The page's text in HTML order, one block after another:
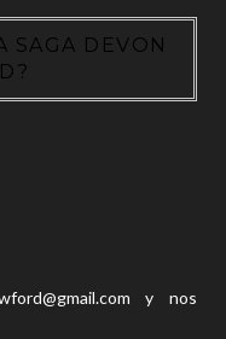
SAGA DEVON
y nos